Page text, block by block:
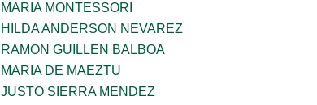
MARIA MONTESSORI
HILDA ANDERSON NEVAREZ
RAMON GUILLEN BALBOA
MARIA DE MAEZTU
JUSTO SIERRA MENDEZ